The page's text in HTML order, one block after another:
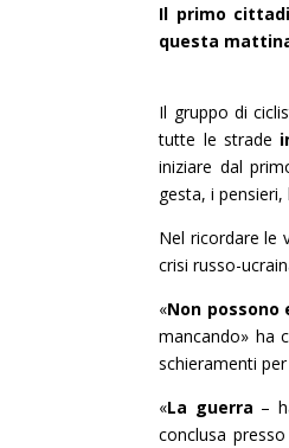
Il primo
questa
Il gruppo di
tutte le strade
iniziare dal
gesta, i
Nel ricordare le
crisi russo-
«Non possono
mancando» ha
schieramenti
«La guerra –
conclusa